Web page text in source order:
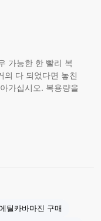
가능한 한 빨리 복
의 다 되었다면 놓친
가십시오. 복용량을
틸카바마진 구매